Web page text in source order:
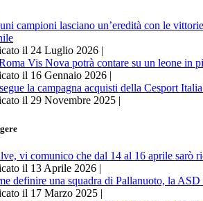
il 24 Luglio 2026 |
il 16 Gennaio 2026 |
il 29 Novembre 2025 |
il 13 Aprile 2026 |
il 17 Marzo 2025 |